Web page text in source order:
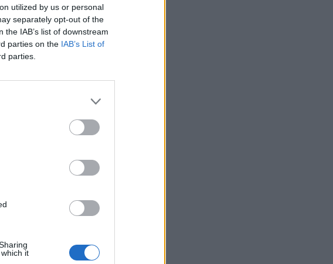
utilized by us or personal
separately opt-out of the
IAB’s list of downstream
parties on the IAB’s List of
parties.
it
dhe Bala,
Lamajt.
Çiftelia”, ku
kudo ku
vlerëson meritën.
unë i di, por që
asnjë vlerë.
tani nga askush, të